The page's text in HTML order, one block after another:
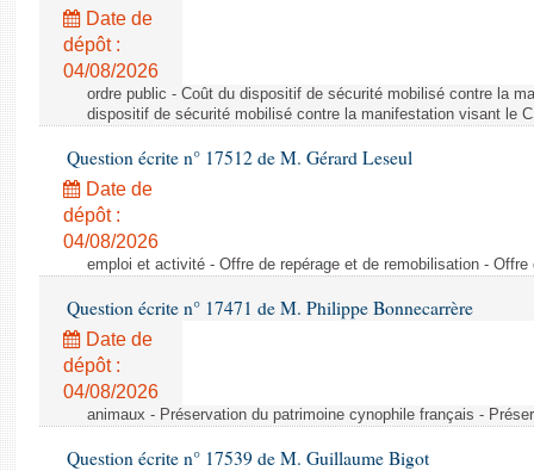
Date de
dépôt :
04/08/2026
ordre public - Coût du dispositif de sécurité mobilisé contre la
dispositif de sécurité mobilisé contre la manifestation visant le
Question écrite n° 17512 de M. Gérard Leseul
Date de
dépôt :
04/08/2026
emploi et activité - Offre de repérage et de remobilisation -
Question écrite n° 17471 de M. Philippe Bonnecarrère
Date de
dépôt :
04/08/2026
animaux - Préservation du patrimoine cynophile français -
Question écrite n° 17539 de M. Guillaume Bigot